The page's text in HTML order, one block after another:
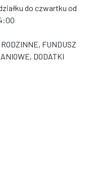
do czwartku od
FUNDUSZ
DODATKI